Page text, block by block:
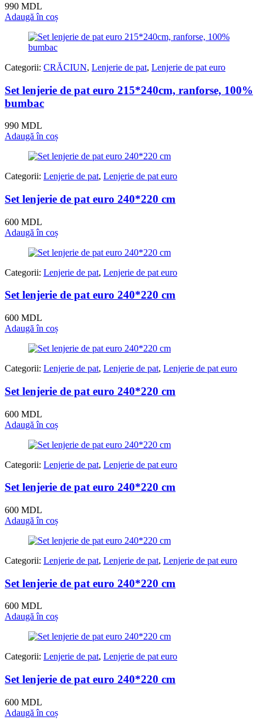
990 MDL
Adaugă în coș
Categorii: CRĂCIUN, Lenjerie de pat, Lenjerie de pat euro
Set lenjerie de pat euro 215*240cm, ranforse, 100%
bumbac
990 MDL
Adaugă în coș
Categorii: Lenjerie de pat, Lenjerie de pat euro
Set lenjerie de pat euro 240*220 cm
600 MDL
Adaugă în coș
Categorii: Lenjerie de pat, Lenjerie de pat euro
Set lenjerie de pat euro 240*220 cm
600 MDL
Adaugă în coș
Categorii: Lenjerie de pat, Lenjerie de pat, Lenjerie de pat euro
Set lenjerie de pat euro 240*220 cm
600 MDL
Adaugă în coș
Categorii: Lenjerie de pat, Lenjerie de pat euro
Set lenjerie de pat euro 240*220 cm
600 MDL
Adaugă în coș
Categorii: Lenjerie de pat, Lenjerie de pat, Lenjerie de pat euro
Set lenjerie de pat euro 240*220 cm
600 MDL
Adaugă în coș
Categorii: Lenjerie de pat, Lenjerie de pat euro
Set lenjerie de pat euro 240*220 cm
600 MDL
Adaugă în coș